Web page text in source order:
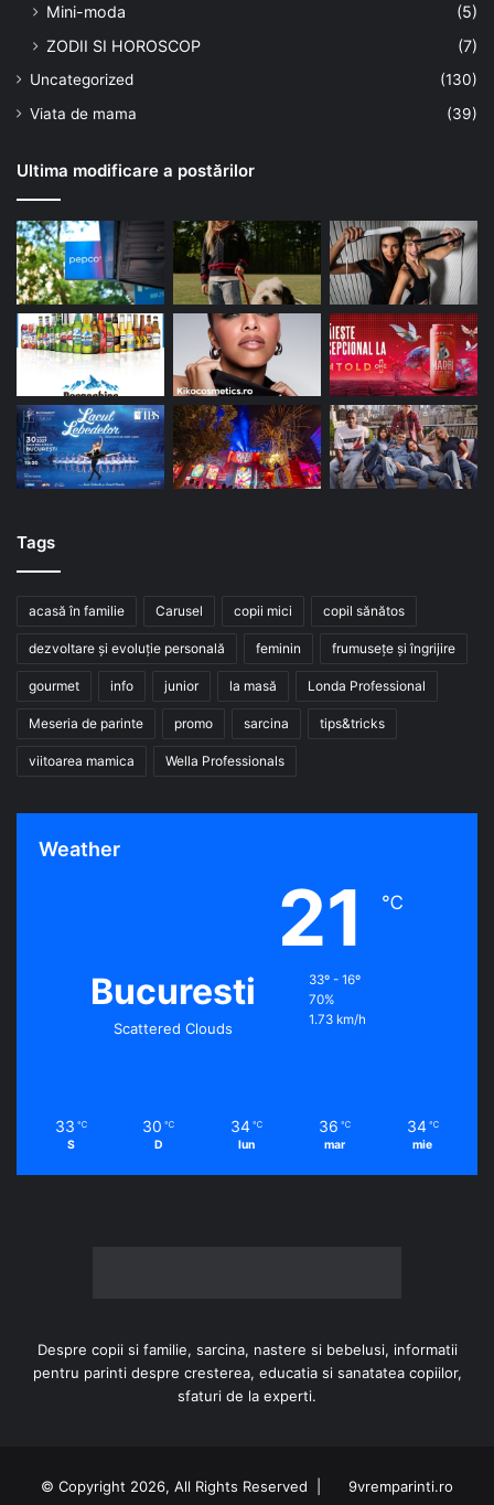
Mini-moda
(5)
ZODII SI HOROSCOP
(7)
Uncategorized
(130)
Viata de mama
(39)
Ultima modificare a postărilor
Tags
acasă în familie Carusel copii mici copil sănătos
dezvoltare și evoluție personală feminin frumusețe și îngrijire
gourmet info junior la masă Londa Professional
Meseria de parinte promo sarcina tips&tricks
viitoarea mamica Wella Professionals
Weather
Bucuresti
Scattered Clouds
21 ℃
33º - 16º
70%
1.73 km/h
33 ℃
S
30 ℃
D
34 ℃
lun
36 ℃
mar
34 ℃
mie
Despre copii si familie, sarcina, nastere si bebelusi, informatii
pentru parinti despre cresterea, educatia si sanatatea copiilor,
sfaturi de la experti.
© Copyright 2026, All Rights Reserved | 9vremparinti.ro